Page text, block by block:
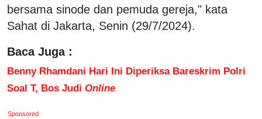
bersama sinode dan pemuda gereja," kata
Sahat di Jakarta, Senin (29/7/2024).
Baca Juga :
Benny Rhamdani Hari Ini Diperiksa Bareskrim Polri
Soal T, Bos Judi Online
Sponsored